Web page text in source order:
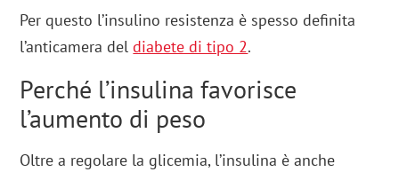
Per questo l’insulino resistenza è spesso definita
l’anticamera deldiabete di tipo 2.
Perché l’insulina favorisce
l’aumento di peso
Oltre a regolare la glicemia, l’insulina è anche